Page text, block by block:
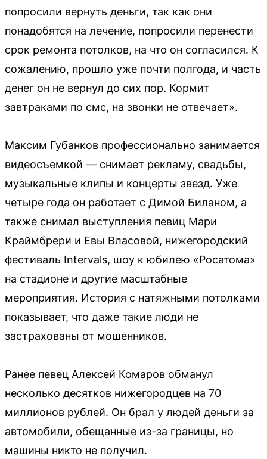
попросили вернуть деньги, так как они
понадобятся на лечение, попросили перенести
срок ремонта потолков, на что он согласился. К
сожалению, прошло уже почти полгода, и часть
денег он не вернул до сих пор. Кормит
завтраками по смс, на звонки не отвечает».
Максим Губанков профессионально занимается
видеосъемкой — снимает рекламу, свадьбы,
музыкальные клипы и концерты звезд. Уже
четыре года он работает с Димой Биланом, а
также снимал выступления певиц Мари
Краймбрери и Евы Власовой, нижегородский
фестиваль Intervals, шоу к юбилею «Росатома»
на стадионе и другие масштабные
мероприятия. История с натяжными потолками
показывает, что даже такие люди не
застрахованы от мошенников.
Ранее певец Алексей Комаров обманул
несколько десятков нижегородцев на 70
миллионов рублей. Он брал у людей деньги за
автомобили, обещанные из-за границы, но
машины никто не получил.